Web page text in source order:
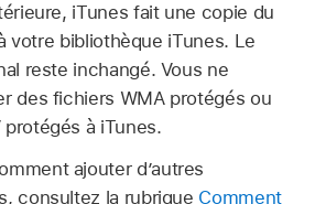
iTunes fait une copie du
votre bibliothèque iTunes. Le
reste inchangé. Vous ne
des fichiers WMA protégés ou
à iTunes.
ajouter d’autres
consultez la rubrique Comment